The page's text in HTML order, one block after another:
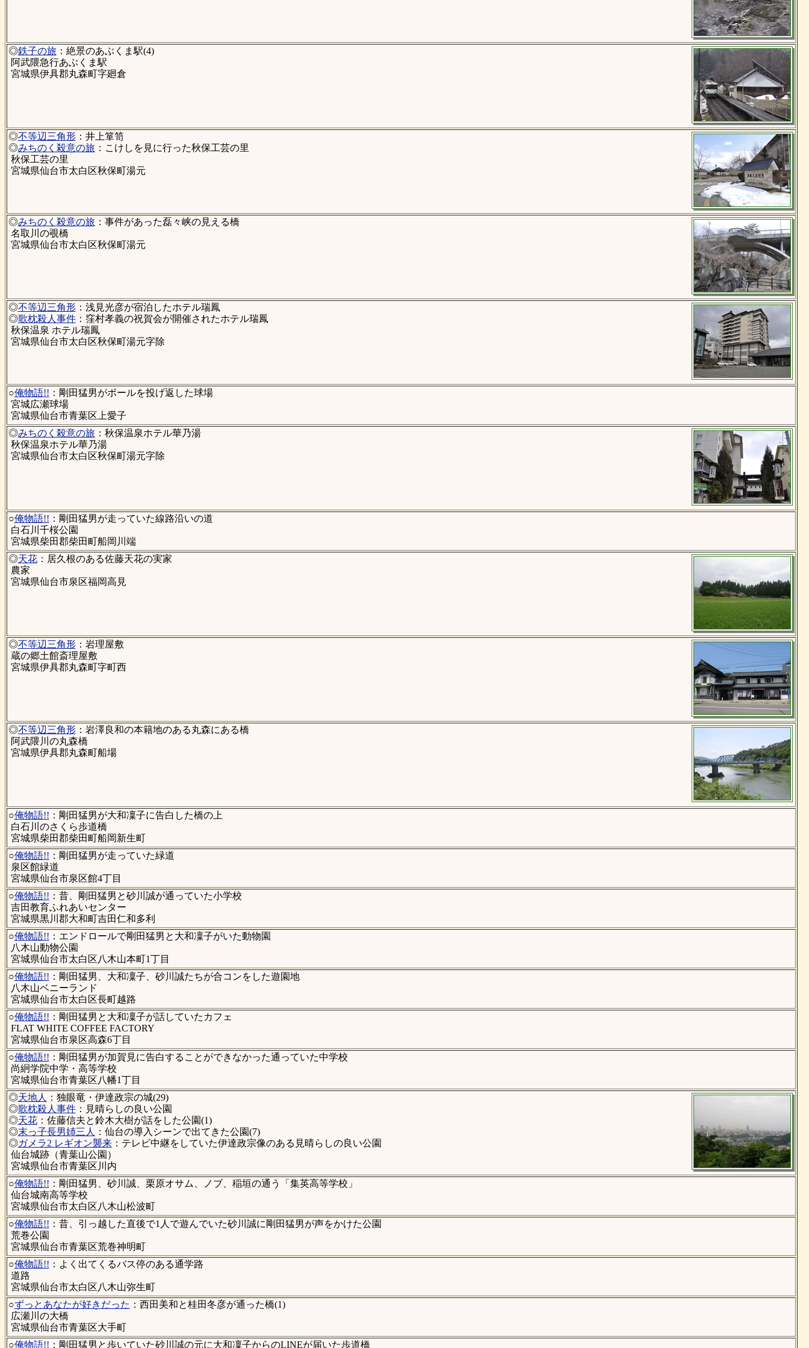
◎鉄子の旅 ：絶景のあぶくま駅(4)
阿武隈急行あぶくま駅
宮城県伊具郡丸森町字廻倉
◎不等辺三角形：井上箪笥
◎みちのく殺意の旅 ：こけしを見に行った秋保工芸の里
秋保工芸の里
宮城県仙台市太白区秋保町湯元
◎みちのく殺意の旅 ：事件があった磊々峡の見える橋
名取川の覗橋
宮城県仙台市太白区秋保町湯元
◎不等辺三角形：浅見光彦が宿泊したホテル瑞鳳
◎歌枕殺人事件：窪村孝義の祝賀会が開催されたホテル瑞鳳
秋保温泉 ホテル瑞鳳
宮城県仙台市太白区秋保町湯元字除
○俺物語!! ：剛田猛男がボールを投げ返した球場
宮城広瀬球場
宮城県仙台市青葉区上愛子
◎みちのく殺意の旅 ：秋保温泉ホテル華乃湯
秋保温泉ホテル華乃湯
宮城県仙台市太白区秋保町湯元字除
○俺物語!! ：剛田猛男が走っていた線路沿いの道
白石川千桜公園
宮城県柴田郡柴田町船岡川端
◎天花：居久根のある佐藤天花の実家
農家
宮城県仙台市泉区福岡高見
◎不等辺三角形：岩理屋敷
蔵の郷土館斎理屋敷
宮城県伊具郡丸森町字町西
◎不等辺三角形：岩澤良和の本籍地のある丸森にある橋
阿武隈川の丸森橋
宮城県伊具郡丸森町船場
○俺物語!! ：剛田猛男が大和凜子に告白した橋の上
白石川のさくら歩道橋
宮城県柴田郡柴田町船岡新生町
○俺物語!! ：剛田猛男が走っていた緑道
泉区館緑道
宮城県仙台市泉区館4丁目
○俺物語!! ：昔、剛田猛男と砂川誠が通っていた小学校
吉田教育ふれあいセンター
宮城県黒川郡大和町吉田仁和多利
○俺物語!! ：エンドロールで剛田猛男と大和凜子がいた動物園
八木山動物公園
宮城県仙台市太白区八木山本町1丁目
○俺物語!! ：剛田猛男、大和凜子、砂川誠たちが合コンをした遊園地
八木山ベニーランド
宮城県仙台市太白区長町越路
○俺物語!! ：剛田猛男と大和凜子が話していたカフェ
FLAT WHITE COFFEE FACTORY
宮城県仙台市泉区高森6丁目
○俺物語!! ：剛田猛男が加賀見に告白することができなかった通っていた中学校
尚絅学院中学・高等学校
宮城県仙台市青葉区八幡1丁目
◎天地人
：独眼竜・伊達政宗の城(29)
◎歌枕殺人事件：見晴らしの良い公園
◎天花：佐藤信夫と鈴木大樹が話をした公園(1)
◎末っ子長男姉三人
：仙台の導入シーンで出てきた公園(7)
◎ガメラ2 レギオン襲来：テレビ中継をしていた伊達政宗像のある見晴らしの良い公園
仙台城跡（青葉山公園）
宮城県仙台市青葉区川内
○俺物語!! ：剛田猛男、砂川誠、栗原オサム、ノブ、稲垣の通う「集英高等学校」
仙台城南高等学校
宮城県仙台市太白区八木山松波町
○俺物語!! ：昔、引っ越した直後で1人で遊んでいた砂川誠に剛田猛男が声をかけた公園
荒巻公園
宮城県仙台市青葉区荒巻神明町
○俺物語!! ：よく出てくるバス停のある通学路
道路
宮城県仙台市太白区八木山弥生町
○ずっとあなたが好きだった ：西田美和と桂田冬彦が通った橋(1)
広瀬川の大橋
宮城県仙台市青葉区大手町
○俺物語!! ：剛田猛男と歩いていた砂川誠の元に大和凜子からのLINEが届いた歩道橋